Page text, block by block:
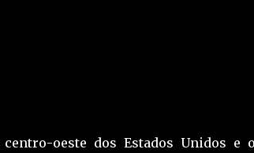
oeste dos Estados Unidos e